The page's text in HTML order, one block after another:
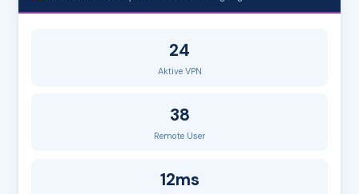
24
Aktive VPN
38
Remote User
12ms